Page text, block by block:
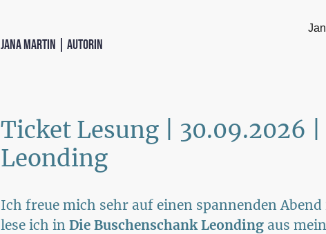
Jana Martin | Autorin
Ticket Lesung | 30.09.2026
Leonding
Ich freue mich sehr auf einen spannenden
lese ich in Die Buschenschank Leonding aus